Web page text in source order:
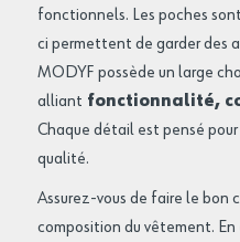
fonctionnels. Les poches
ci permettent de garder des
MODYF possède un large
alliant fonctionnalité,
Chaque détail est pensé pour
qualité.
Assurez-vous de faire le bon
composition du vêtement.